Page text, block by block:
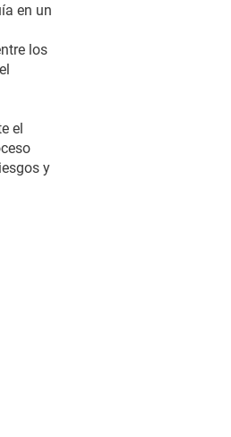
en un
los
el
y